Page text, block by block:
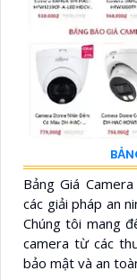
Bảng Giá
các giải pháp an
Chúng tôi mang
camera từ các
bảo mật và an